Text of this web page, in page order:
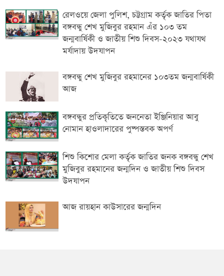
রেলওয়ে জেলা পুলিশ, চট্টগ্রাম কর্তৃক জাতির পিতা
বঙ্গবন্ধু শেখ মুজিবুর রহমান এঁর ১০৩ তম
জন্মবার্ষিকী ও জাতীয় শিশু দিবস-২০২৩ যথাযথ
মর্যাদায় উদযাপন
বঙ্গবন্ধু শেখ মুজিবুর রহমানের ১০৩তম জন্মবার্ষিকী
আজ
বঙ্গবন্ধুর প্রতিকৃতিতে জননেতা ইঞ্জিনিয়ার আবু
নোমান হাওলাদারের পুষ্পস্তবক অপর্ণ
শিশু কিশোর মেলা কর্তৃক জাতির জনক বঙ্গবন্ধু শেখ
মুজিবুর রহমানের জন্মদিন ও জাতীয় শিশু দিবস
উদযাপন
আজ রায়হান কাউসারের জন্মদিন